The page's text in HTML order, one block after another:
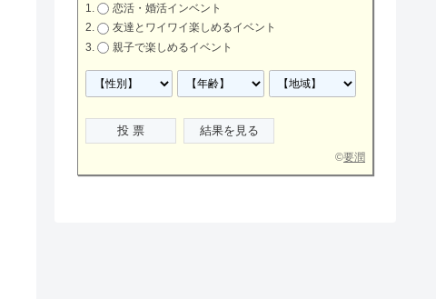
恋活・婚活インベント
友達とワイワイ楽しめるイベント
親子で楽しめるイベント
©要潤